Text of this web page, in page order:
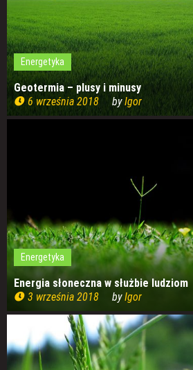
Energetyka
Geotermia – plusy i minusy
6 września 2018
byIgor
Energetyka
Energia słoneczna w służbie ludziom
3 września 2018
byIgor